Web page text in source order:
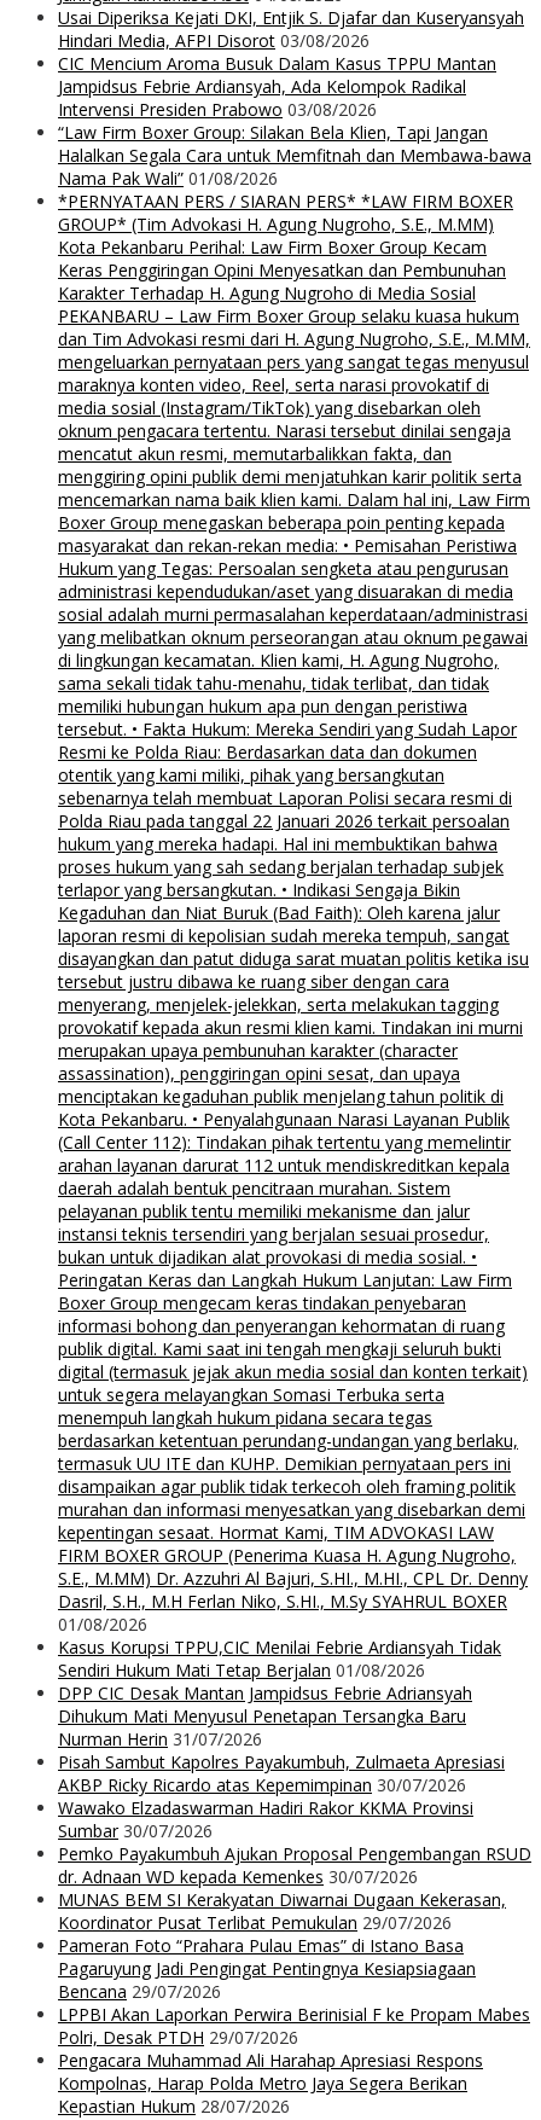
Usai Diperiksa Kejati DKI, Entjik S. Djafar dan Kuseryansyah
Hindari Media, AFPI Disorot 03/08/2026
CIC Mencium Aroma Busuk Dalam Kasus TPPU Mantan
Jampidsus Febrie Ardiansyah, Ada Kelompok Radikal
Intervensi Presiden Prabowo 03/08/2026
“Law Firm Boxer Group: Silakan Bela Klien, Tapi Jangan
Halalkan Segala Cara untuk Memfitnah dan Membawa-bawa
Nama Pak Wali” 01/08/2026
*PERNYATAAN PERS / SIARAN PERS* *LAW FIRM BOXER
GROUP* (Tim Advokasi H. Agung Nugroho, S.E., M.MM)
Kota Pekanbaru Perihal: Law Firm Boxer Group Kecam
Keras Penggiringan Opini Menyesatkan dan Pembunuhan
Karakter Terhadap H. Agung Nugroho di Media Sosial
PEKANBARU – Law Firm Boxer Group selaku kuasa hukum
dan Tim Advokasi resmi dari H. Agung Nugroho, S.E., M.MM,
mengeluarkan pernyataan pers yang sangat tegas menyusul
maraknya konten video, Reel, serta narasi provokatif di
media sosial (Instagram/TikTok) yang disebarkan oleh
oknum pengacara tertentu. Narasi tersebut dinilai sengaja
mencatut akun resmi, memutarbalikkan fakta, dan
menggiring opini publik demi menjatuhkan karir politik serta
mencemarkan nama baik klien kami. Dalam hal ini, Law Firm
Boxer Group menegaskan beberapa poin penting kepada
masyarakat dan rekan-rekan media: • Pemisahan Peristiwa
Hukum yang Tegas: Persoalan sengketa atau pengurusan
administrasi kependudukan/aset yang disuarakan di media
sosial adalah murni permasalahan keperdataan/administrasi
yang melibatkan oknum perseorangan atau oknum pegawai
di lingkungan kecamatan. Klien kami, H. Agung Nugroho,
sama sekali tidak tahu-menahu, tidak terlibat, dan tidak
memiliki hubungan hukum apa pun dengan peristiwa
tersebut. • Fakta Hukum: Mereka Sendiri yang Sudah Lapor
Resmi ke Polda Riau: Berdasarkan data dan dokumen
otentik yang kami miliki, pihak yang bersangkutan
sebenarnya telah membuat Laporan Polisi secara resmi di
Polda Riau pada tanggal 22 Januari 2026 terkait persoalan
hukum yang mereka hadapi. Hal ini membuktikan bahwa
proses hukum yang sah sedang berjalan terhadap subjek
terlapor yang bersangkutan. • Indikasi Sengaja Bikin
Kegaduhan dan Niat Buruk (Bad Faith): Oleh karena jalur
laporan resmi di kepolisian sudah mereka tempuh, sangat
disayangkan dan patut diduga sarat muatan politis ketika isu
tersebut justru dibawa ke ruang siber dengan cara
menyerang, menjelek-jelekkan, serta melakukan tagging
provokatif kepada akun resmi klien kami. Tindakan ini murni
merupakan upaya pembunuhan karakter (character
assassination), penggiringan opini sesat, dan upaya
menciptakan kegaduhan publik menjelang tahun politik di
Kota Pekanbaru. • Penyalahgunaan Narasi Layanan Publik
(Call Center 112): Tindakan pihak tertentu yang memelintir
arahan layanan darurat 112 untuk mendiskreditkan kepala
daerah adalah bentuk pencitraan murahan. Sistem
pelayanan publik tentu memiliki mekanisme dan jalur
instansi teknis tersendiri yang berjalan sesuai prosedur,
bukan untuk dijadikan alat provokasi di media sosial. •
Peringatan Keras dan Langkah Hukum Lanjutan: Law Firm
Boxer Group mengecam keras tindakan penyebaran
informasi bohong dan penyerangan kehormatan di ruang
publik digital. Kami saat ini tengah mengkaji seluruh bukti
digital (termasuk jejak akun media sosial dan konten terkait)
untuk segera melayangkan Somasi Terbuka serta
menempuh langkah hukum pidana secara tegas
berdasarkan ketentuan perundang-undangan yang berlaku,
termasuk UU ITE dan KUHP. Demikian pernyataan pers ini
disampaikan agar publik tidak terkecoh oleh framing politik
murahan dan informasi menyesatkan yang disebarkan demi
kepentingan sesaat. Hormat Kami, TIM ADVOKASI LAW
FIRM BOXER GROUP (Penerima Kuasa H. Agung Nugroho,
S.E., M.MM) Dr. Azzuhri Al Bajuri, S.HI., M.HI., CPL Dr. Denny
Dasril, S.H., M.H Ferlan Niko, S.HI., M.Sy SYAHRUL BOXER
01/08/2026
Kasus Korupsi TPPU,CIC Menilai Febrie Ardiansyah Tidak
Sendiri Hukum Mati Tetap Berjalan 01/08/2026
DPP CIC Desak Mantan Jampidsus Febrie Adriansyah
Dihukum Mati Menyusul Penetapan Tersangka Baru
Nurman Herin 31/07/2026
Pisah Sambut Kapolres Payakumbuh, Zulmaeta Apresiasi
AKBP Ricky Ricardo atas Kepemimpinan 30/07/2026
Wawako Elzadaswarman Hadiri Rakor KKMA Provinsi
Sumbar 30/07/2026
Pemko Payakumbuh Ajukan Proposal Pengembangan RSUD
dr. Adnaan WD kepada Kemenkes 30/07/2026
MUNAS BEM SI Kerakyatan Diwarnai Dugaan Kekerasan,
Koordinator Pusat Terlibat Pemukulan 29/07/2026
Pameran Foto “Prahara Pulau Emas” di Istano Basa
Pagaruyung Jadi Pengingat Pentingnya Kesiapsiagaan
Bencana 29/07/2026
LPPBI Akan Laporkan Perwira Berinisial F ke Propam Mabes
Polri, Desak PTDH 29/07/2026
Pengacara Muhammad Ali Harahap Apresiasi Respons
Kompolnas, Harap Polda Metro Jaya Segera Berikan
Kepastian Hukum 28/07/2026